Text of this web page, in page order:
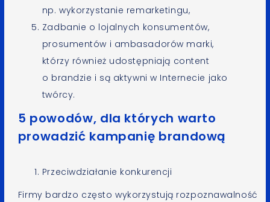
np. wykorzystanie remarketingu,
Zadbanie o lojalnych konsumentów,
prosumentów i ambasadorów marki,
którzy również udostępniają content
o brandzie i są aktywni w Internecie jako
twórcy.
5 powodów, dla których warto
prowadzić kampanię brandową
Przeciwdziałanie konkurencji
Firmy bardzo często wykorzystują rozpoznawalność